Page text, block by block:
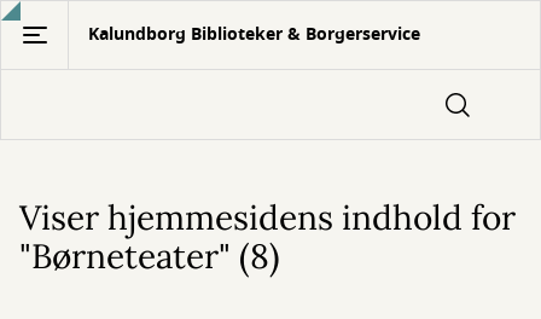
Gå
hovedindhold
Kalundborg Biblioteker & Borgerservice
Viser hjemmesidens indhold for
"Børneteater" (8)